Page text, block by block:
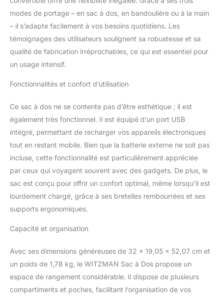
ordinateur portable de 16
pouces et une poche
pour iPad à l’intérieur ; 1
poche frontale moyenne
zippée avec 2 poches
ouvertes et poche à
l’avant, 1 compartiment à
poche latérale en filet ; 1
poche zippée à l’arrière
sac à dos. Conception
pratique du port USB et
du port casque : avec un
port de chargeur USB
intégré à l’extérieur et un
câble de charge intégré à
l’intérieur, une grande
d’alimentation. Vous offre
un moyen plus pratique
téléphone en mode
mains libres. Sac à dos
modes de portage – en sac à dos, en bandoulière ou à la main
– il s’adapte facilement à vos besoins quotidiens. Les
témoignages des utilisateurs soulignent sa robustesse et sa
qualité de fabrication irréprochables, ce qui est essentiel pour
un usage intensif.
Fonctionnalités et confort d’utilisation
Ce sac à dos ne se contente pas d’être esthétique ; il est
également très fonctionnel. Il est équipé d’un port USB
intégré, permettant de recharger vos appareils électroniques
tout en restant mobile. Bien que la batterie externe ne soit pas
incluse, cette fonctionnalité est particulièrement appréciée
par ceux qui voyagent souvent avec des gadgets. De plus, le
sac est conçu pour offrir un confort optimal, même lorsqu’il est
lourdement chargé, grâce à ses bretelles rembourrées et ses
supports ergonomiques.
Capacité et organisation
Avec ses dimensions généreuses de 32 x 19,05 x 52,07 cm et
un poids de 1,78 kg, le WITZMAN Sac à Dos propose un
espace de rangement considérable. Il dispose de plusieurs
compartiments et poches, facilitant l’organisation de vos